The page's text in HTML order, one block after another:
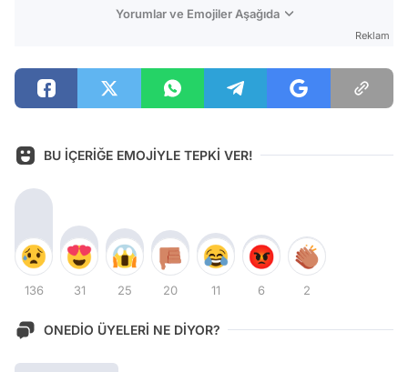
Yorumlar ve Emojiler Aşağıda
Reklam
BU İÇERİĞE EMOJİYLE TEPKİ VER!
136 31 25 20 11 6 2
ONEDİO ÜYELERİ NE DİYOR?